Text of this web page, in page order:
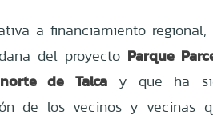
a financiamiento regional,
del proyecto Parque
de Talcay que ha
de los vecinos y vecinas